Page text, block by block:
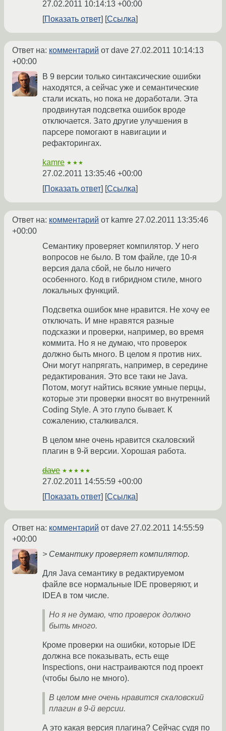
27.02.2011 10:14:13 +00:00
Показать ответ
Ссылка
Ответ на: комментарий от dave 27.02.2011 10:14:13
+00:00
В 9 версии только синтаксические ошибки
находятся, а сейчас уже и семантические
стали искать, но пока не доработали. Эта
продвинутая подсветка ошибок вроде
отключается. Зато другие улучшения в
парсере помогают в навигации и
рефакторингах.
kamre ★★★
27.02.2011 13:35:46 +00:00
Показать ответ
Ссылка
Ответ на: комментарий от kamre 27.02.2011 13:35:46
+00:00
Семантику проверяет компилятор. У него
вопросов не было. В том файле, где 10-я
версия дала сбой, не было ничего
особенного. Код в гибридном стиле, много
локальных функций.
Подсветка ошибок мне нравится. Не хочу ее
отключать. И мне нравятся разные
подсказки и проверки, например, во время
коммита. Но я не думаю, что проверок
должно быть много. В целом я против них.
Они могут напрягать, например, в середине
редактирования. Это все таки не Java.
Потом, могут найтись всякие умные перцы,
которые эти проверки вносят во внутренний
Coding Style. А это глупо бывает. К
сожалению, сталкивался.
В целом мне очень нравится скаловский
плагин в 9-й версии. Хорошая работа.
dave ★★★★★
27.02.2011 14:55:59 +00:00
Показать ответ
Ссылка
Ответ на: комментарий от dave 27.02.2011 14:55:59
+00:00
> Семантику проверяет компилятор.
Для Java семантику в редактируемом
файле все нормальные IDE проверяют, и
IDEA в том числе.
Но я не думаю, что проверок должно
быть много.
Кроме проверки на ошибки, которые IDE
должна все показывать, есть еще
Inspections, они настраиваются под проект
(чтобы было не много).
В целом мне очень нравится скаловский
плагин в 9-й версии.
А это какая версия плагина? Сейчас судя по